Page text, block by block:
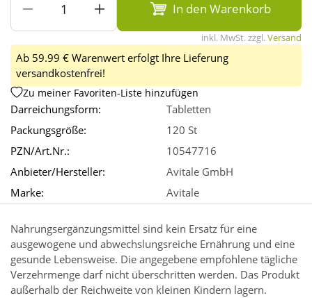
In den Warenkorb
inkl. MwSt. zzgl.Versand
Ab 59.99 € Warenwert erfolgt Ihre Lieferung
versandkostenfrei!
Zu meiner Favoriten-Liste hinzufügen
Darreichungsform:
Tabletten
Packungsgröße:
120 St
PZN/Art.Nr.:
10547716
Anbieter/Hersteller:
Avitale GmbH
Marke:
Avitale
Nahrungsergänzungsmittel sind kein Ersatz für eine
ausgewogene und abwechslungsreiche Ernährung und eine
gesunde Lebensweise. Die angegebene empfohlene tägliche
Verzehrmenge darf nicht überschritten werden. Das Produkt
außerhalb der Reichweite von kleinen Kindern lagern.